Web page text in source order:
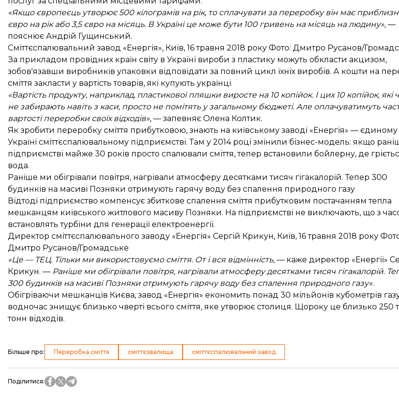
«Якщо європеєць утворює 500 кілограмів на рік, то сплачувати за переробку він має
євро на рік або 3,5 євро на місяць. В Україні це може бути 100 гривень на місяць на людину», —
пояснює Андрій Гущинський.
Сміттєспалювальний завод «Енергія», Київ, 16 травня 2018 року Фото: Дмитро Русанов/
За прикладом провідних країн світу в Україні вироби з пластику можуть обкласти акцизом,
зобов'язавши виробників упаковки відповідати за повний цикл їхніх виробів. А кошти на
сміття закласти у вартість товарів, які купують українці.
«Вартість продукту, наприклад, пластикової пляшки виросте на 10 копійок. І цих 10 копійок, які
не забирають навіть з каси, просто не помітять у загальному бюджеті. Але оплачуватимуть
вартості переробки своїх відходів», — запевняє Олена Колтик.
Як зробити переробку сміття прибутковою, знають на київському заводі «Енергія» — єдиному
Україні сміттєспалювальному підприємстві. Там у 2014 році змінили бізнес-модель: якщо
підприємстві майже 30 років просто спалювали сміття, тепер встановили бойлерну, де
вода.
Раніше ми обігрівали повітря, нагрівали атмосферу десятками тисяч гігакалорій. Тепер 300
будинків на масиві Позняки отримують гарячу воду без спалення природного газу
Відтоді підприємство компенсує збиткове спалення сміття прибутковим постачанням тепла
мешканцям київського житлового масиву Позняки. На підприємстві не виключають, що з
встановлять турбіни для генерації електроенергії.
Директор сміттєспалювального заводу «Енергія» Сергій Крикун, Київ, 16 травня 2018 року
Дмитро Русанов/Громадське
«Це — ТЕЦ. Тільки ми використовуємо сміття. От і вся відмінність, — каже директор «Енергії»
Крикун. — Раніше ми обігрівали повітря, нагрівали атмосферу десятками тисяч гігакалорій.
300 будинків на масиві Позняки отримують гарячу воду без спалення природного газу».
Обігріваючи мешканців Києва, завод «Енергія» економить понад 30 мільйонів кубометрів
водночас знищує близько чверті всього сміття, яке утворює столиця. Щороку це близько 250
тонн відходів.
Більше про: Переробка сміття сміттєзвалища сміттєспалювальний завод
Поділитися: